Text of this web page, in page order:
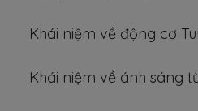
Khái niệm về động cơ
Khái niệm về ánh sáng